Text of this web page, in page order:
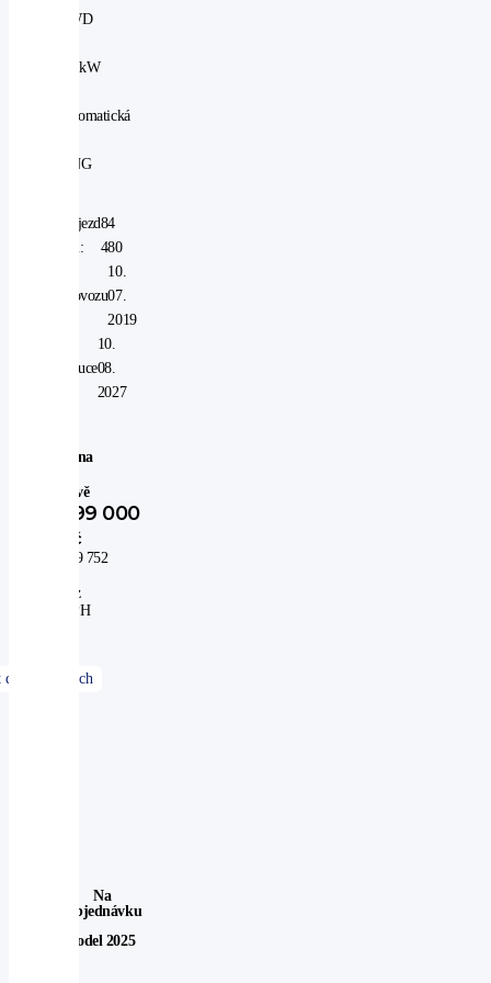
2WD
81 kW
automatická
CNG
Nájezd
km:
84
480
provozu
10.
07.
2019
záruce
10.
08.
2027
Cena
slevě
399 000
Kč
329 752
bez
DPH
Na
Objednávku
Model 2025